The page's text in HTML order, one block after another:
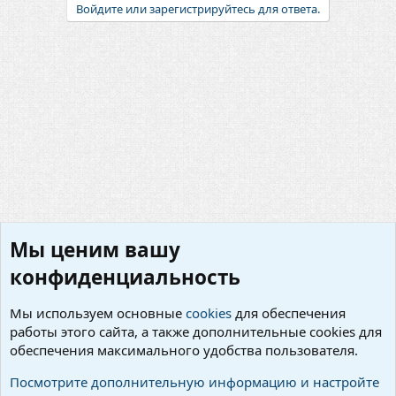
Войдите или зарегистрируйтесь для ответа.
Жалобы на игроков/админов
Cookies
Русский (RU)
Мы ценим вашу
конфиденциальность
Мы используем основные cookies для обеспечения
работы этого сайта, а также дополнительные cookies для
обеспечения максимального удобства пользователя.
Посмотрите дополнительную информацию и настройте